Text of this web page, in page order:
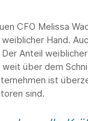
CFO Melissa
Hand.
Anteil
weit über dem
ist
sind.